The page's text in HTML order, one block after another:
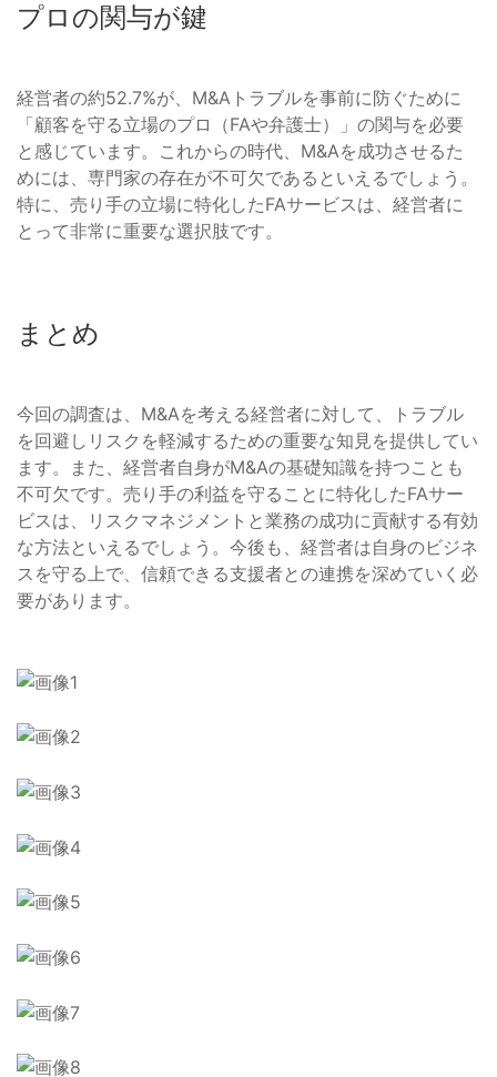
プロの関与が鍵
経営者の約52.7%が、M&Aトラブルを事前に防ぐために
「顧客を守る立場のプロ（FAや弁護士）」の関与を必要
と感じています。これからの時代、M&Aを成功させるた
めには、専門家の存在が不可欠であるといえるでしょう。
特に、売り手の立場に特化したFAサービスは、経営者に
とって非常に重要な選択肢です。
まとめ
今回の調査は、M&Aを考える経営者に対して、トラブル
を回避しリスクを軽減するための重要な知見を提供してい
ます。また、経営者自身がM&Aの基礎知識を持つことも
不可欠です。売り手の利益を守ることに特化したFAサー
ビスは、リスクマネジメントと業務の成功に貢献する有効
な方法といえるでしょう。今後も、経営者は自身のビジネ
スを守る上で、信頼できる支援者との連携を深めていく必
要があります。